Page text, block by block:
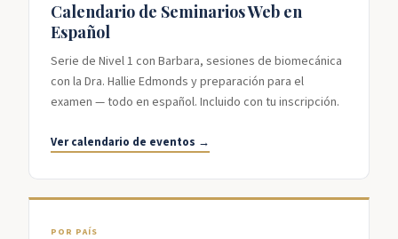
Calendario de Seminarios Web en
Español
Serie de Nivel 1 con Barbara, sesiones de biomecánica
con la Dra. Hallie Edmonds y preparación para el
examen — todo en español. Incluido con tu inscripción.
Ver calendario de eventos →
POR PAÍS